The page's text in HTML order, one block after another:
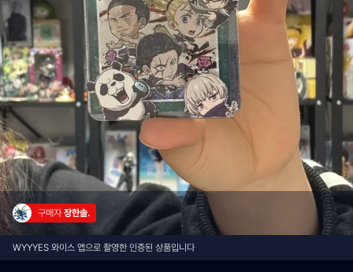
구매자 장한솔.
WYYYES 와이스 앱으로 촬영한 인증된 상품입니다